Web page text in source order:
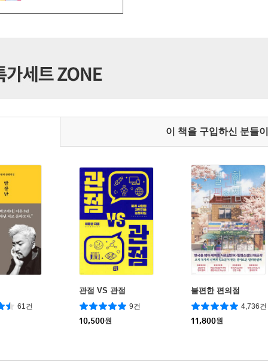
이 책을 구입하신 분들이
61건
관점 VS 관점
9건
10,500원
불편한 편의점
4,736건
11,800원